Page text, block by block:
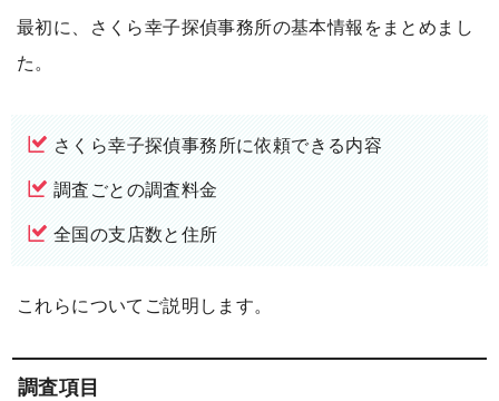
最初に、さくら幸子探偵事務所の基本情報をまとめまし
た。
さくら幸子探偵事務所に依頼できる内容
調査ごとの調査料金
全国の支店数と住所
これらについてご説明します。
調査項目